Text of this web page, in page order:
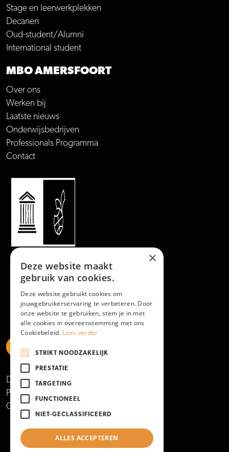
Stage en leerwerkplekken
Decanen
Oud-student/Alumni
International student
MBO AMERSFOORT
Over ons
Werken bij
Laatste nieuws
Onderwijsbedrijven
Professionals Programma
Contact
https://www.linkedin.com/school/mboamersfoort
https://www.instagram.com/mboamersfoort/
https://www.facebook.com/MBOAmersfoort
Disclaimer
Privacy- en cookieverklaring
Copyright 2025
×
Deze website maakt
gebruik van cookies.
Deze website gebruikt cookies om
jouwgebruikerservaring te verbeteren. Door
onze website te gebruiken, stem je in met
alle cookies in overeenstemming met ons
Cookiebeleid. Lees verder
STRIKT NOODZAKELIJK
PRESTATIE
TARGETING
FUNCTIONEEL
NIET-GECLASSIFICEERD
ALLES ACCEPTEREN